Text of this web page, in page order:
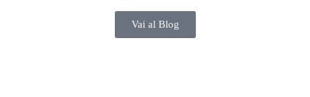
Vai al Blog